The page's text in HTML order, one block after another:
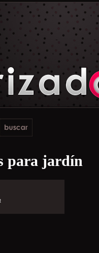
para jardín